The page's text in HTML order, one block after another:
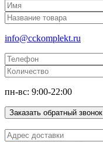
info@cckomplekt.ru
пн-вс: 9:00-22:00
Заказать обратный звонок